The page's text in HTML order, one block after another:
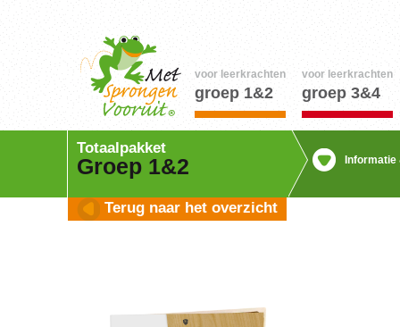
voor leerkrachten
groep 1&2
voor leerkrachten
groep 3&4
Totaalpakket
Groep 1&2
Terug naar het overzicht
Informatie